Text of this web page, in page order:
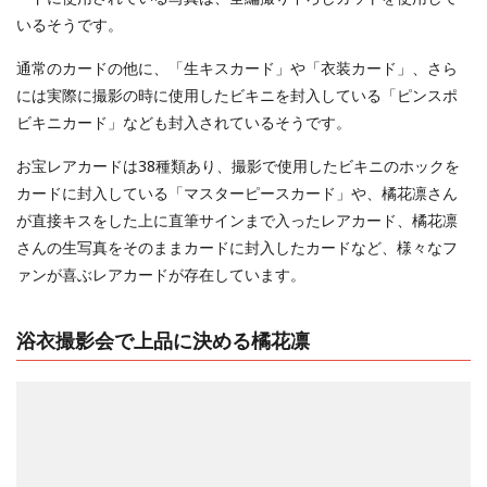
いるそうです。
通常のカードの他に、「生キスカード」や「衣装カード」、さら
には実際に撮影の時に使用したビキニを封入している「ピンスポ
ビキニカード」なども封入されているそうです。
お宝レアカードは38種類あり、撮影で使用したビキニのホックを
カードに封入している「マスターピースカード」や、橘花凛さん
が直接キスをした上に直筆サインまで入ったレアカード、橘花凛
さんの生写真をそのままカードに封入したカードなど、様々なフ
ァンが喜ぶレアカードが存在しています。
浴衣撮影会で上品に決める橘花凛